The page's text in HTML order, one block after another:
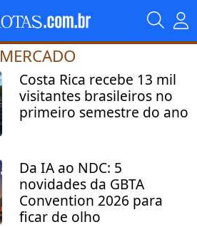
MERCADO
Costa Rica recebe 13 mil
visitantes brasileiros no
primeiro semestre do ano
Da IA ao NDC: 5
novidades da GBTA
Convention 2026 para
ficar de olho